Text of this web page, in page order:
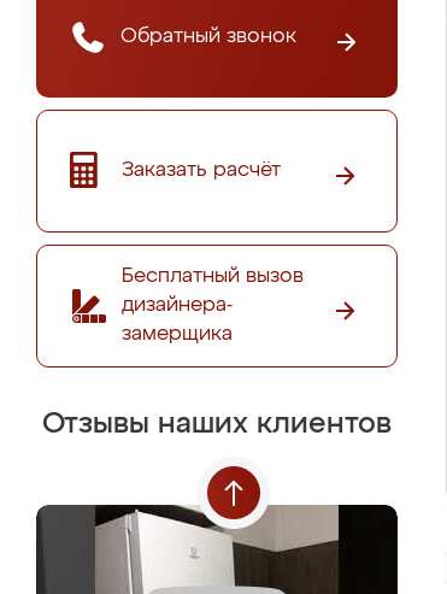
Обратный звонок
Заказать расчёт
Бесплатный вызов
дизайнера-
замерщика
Отзывы наших клиентов